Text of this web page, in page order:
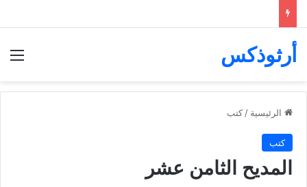
أرثوذكس
الرئيسية / كتب
كتب
المديح الثامن عشر